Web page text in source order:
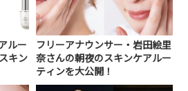
ルー
キン
フリーアナウンサー・岩田絵里
奈さんの朝夜のスキンケアルー
ティンを大公開！